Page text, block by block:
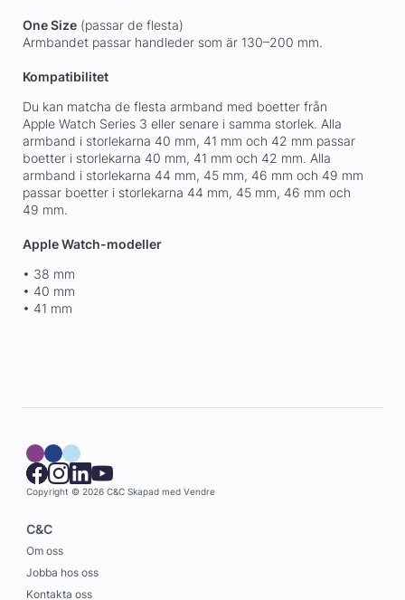
One Size(passar de flesta)
Armbandet passar handleder som är 130–200 mm.
Kompatibilitet
Du kan matcha de flesta armband med boetter från
Apple Watch Series 3 eller senare i samma storlek. Alla
armband i storlekarna 40 mm, 41 mm och 42 mm passar
boetter i storlekarna 40 mm, 41 mm och 42 mm. Alla
armband i storlekarna 44 mm, 45 mm, 46 mm och 49 mm
passar boetter i storlekarna 44 mm, 45 mm, 46 mm och
49 mm.
Apple Watch-modeller
• 38 mm
• 40 mm
• 41 mm
Copyright © 2026 C&C Skapad med Vendre
C&C
Om oss
Jobba hos oss
Kontakta oss